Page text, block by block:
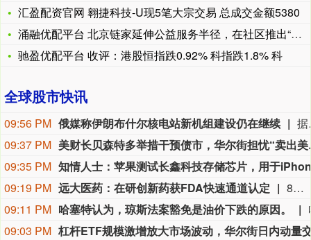
汇盈配资官网 翱捷科技-U现5笔大宗交易 总成交金额5380
涌融优配平台 北京链家延伸公益服务半径，在社区推出“链链驿站
驰盈优配平台 收评：港股恒指跌0.92% 科指跌1.8% 科
全球股市快讯
09:56 PM 俄媒称伊朗布什尔核电站新机组建设仍在继续
据俄罗斯媒体9日报道，俄罗斯国家原子能公司首席执行官利哈乔夫说，伊朗布什尔核
09:37 PM
美财长
09:35 PM
09:19 PM 远大医药：在研创新药获FDA快速通道认定
8月9日，远大医药（00512.HK）披露公告，公司FAP靶点创新核药GPN01530-2获得美国FDA授予快速通道资格（FTD）。GPN01530-2目前已获FDA批准开展用于诊断实体瘤的I/II期临床研究，此次获快速通道资格认定，有望加快GPN01530-2未来开发及上市进程。
09:11 PM 哈塞特认为，琼斯法案豁免是油价下跌的原因。
09:03 PM